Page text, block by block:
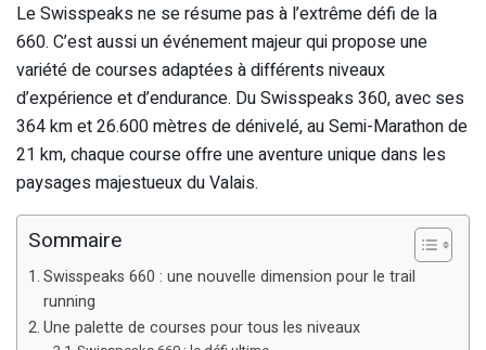
Le Swisspeaks ne se résume pas à l’extrême défi de la
660. C’est aussi un événement majeur qui propose une
variété de courses adaptées à différents niveaux
d’expérience et d’endurance. Du Swisspeaks 360, avec ses
364 km et 26.600 mètres de dénivelé, au Semi-Marathon de
21 km, chaque course offre une aventure unique dans les
paysages majestueux du Valais.
Sommaire
Swisspeaks 660 : une nouvelle dimension pour le trail
running
Une palette de courses pour tous les niveaux